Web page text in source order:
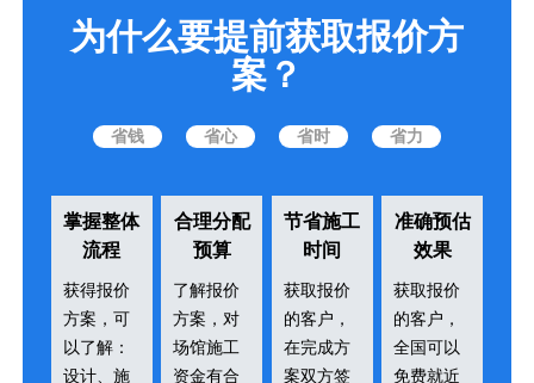
为什么要提前获取报价方
案？
省钱 省心 省时 省力
掌握整体
流程
获得报价
方案，可
以了解：
设计、施
合理分配
预算
了解报价
方案，对
场馆施工
资金有合
节省施工
时间
获取报价
的客户，
在完成方
案双方签
准确预估
效果
获取报价
的客户，
全国可以
免费就近